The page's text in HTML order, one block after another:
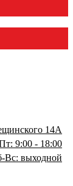
14А
9:00 - 18:00
Вс: выходной